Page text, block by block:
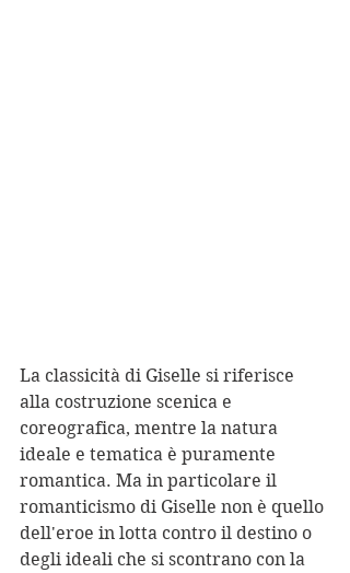
La classicità di Giselle si riferisce
alla costruzione scenica e
coreografica, mentre la natura
ideale e tematica è puramente
romantica. Ma in particolare il
romanticismo di Giselle non è quello
dell'eroe in lotta contro il destino o
degli ideali che si scontrano con la